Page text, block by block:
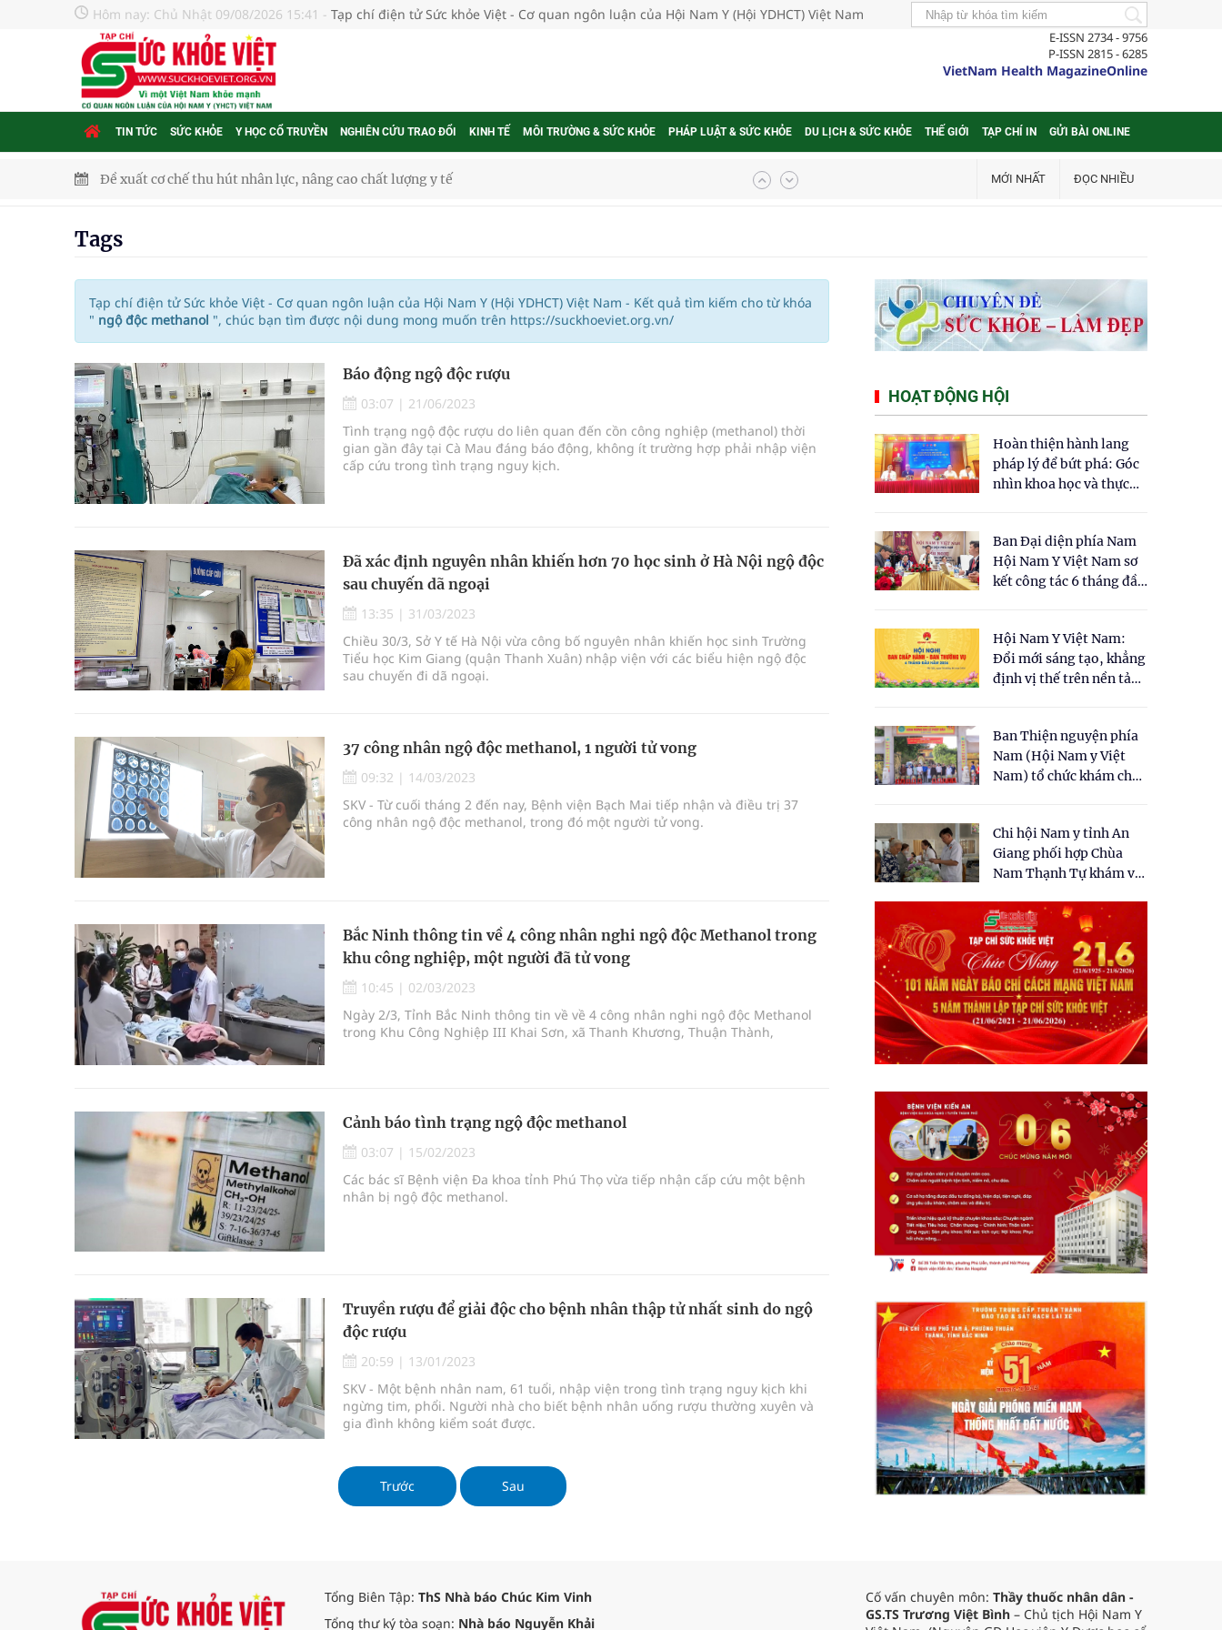
Hôm nay: Chủ Nhật 09/08/2026 15:41 - Tạp chí điện tử Sức khỏe Việt - Cơ quan ngôn luận của Hội Nam Y (Hội YDHCT) Việt Nam
E-ISSN 2734 - 9756
P-ISSN 2815 - 6285
VietNam Health MagazineOnline
TIN TỨC SỨC KHỎE Y HỌC CỔ TRUYỀN NGHIÊN CỨU TRAO ĐỔI KINH TẾ MÔI TRƯỜNG & SỨC KHỎE PHÁP LUẬT & SỨC KHỎE DU LỊCH & SỨC KHỎE THẾ GIỚI TẠP CHÍ IN GỬI BÀI ONLINE
Đề xuất cơ chế thu hút nhân lực, nâng cao chất lượng y tế
TP.HCM: Ra mắt Câu lạc bộ Thầy Thuốc Trẻ phường Phú Thạnh
Tầm soát sớm ung thư vú giúp cứu sống hàng nghìn phụ nữ mỗi năm
Giải pháp nâng cao thị lực thời hiện đại
Triển khai đồng bộ các giải pháp quản lý chất lượng thuốc
Cách âm nhạc trị liệu được “đo ni đóng giày”
Dự báo thời tiết ngày 08/8/2026: Bắc Bộ nắng nóng, nhiệt độ cao nhất 35 độ
MỚI NHẤT ĐỌC NHIỀU
Tags
Tạp chí điện tử Sức khỏe Việt - Cơ quan ngôn luận của Hội Nam Y (Hội YDHCT) Việt Nam - Kết quả tìm kiếm cho từ khóa
" ngộ độc methanol ", chúc bạn tìm được nội dung mong muốn trên https://suckhoeviet.org.vn/
Báo động ngộ độc rượu
03:07 | 21/06/2023
Tình trạng ngộ độc rượu do liên quan đến cồn công nghiệp (methanol) thời
gian gần đây tại Cà Mau đáng báo động, không ít trường hợp phải nhập viện
cấp cứu trong tình trạng nguy kịch.
Đã xác định nguyên nhân khiến hơn 70 học sinh ở Hà Nội ngộ độc
sau chuyến dã ngoại
13:35 | 31/03/2023
Chiều 30/3, Sở Y tế Hà Nội vừa công bố nguyên nhân khiến học sinh Trường
Tiểu học Kim Giang (quận Thanh Xuân) nhập viện với các biểu hiện ngộ độc
sau chuyến đi dã ngoại.
37 công nhân ngộ độc methanol, 1 người tử vong
09:32 | 14/03/2023
SKV - Từ cuối tháng 2 đến nay, Bệnh viện Bạch Mai tiếp nhận và điều trị 37
công nhân ngộ độc methanol, trong đó một người tử vong.
Bắc Ninh thông tin về 4 công nhân nghi ngộ độc Methanol trong
khu công nghiệp, một người đã tử vong
10:45 | 02/03/2023
Ngày 2/3, Tỉnh Bắc Ninh thông tin về về 4 công nhân nghi ngộ độc Methanol
trong Khu Công Nghiệp III Khai Sơn, xã Thanh Khương, Thuận Thành,
Cảnh báo tình trạng ngộ độc methanol
03:07 | 15/02/2023
Các bác sĩ Bệnh viện Đa khoa tỉnh Phú Thọ vừa tiếp nhận cấp cứu một bệnh
nhân bị ngộ độc methanol.
Truyền rượu để giải độc cho bệnh nhân thập tử nhất sinh do ngộ
độc rượu
20:59 | 13/01/2023
SKV - Một bệnh nhân nam, 61 tuổi, nhập viện trong tình trạng nguy kịch khi
ngừng tim, phổi. Người nhà cho biết bệnh nhân uống rượu thường xuyên và
gia đình không kiểm soát được.
Trước Sau
HOẠT ĐỘNG HỘI
Hoàn thiện hành lang
pháp lý để bứt phá: Góc
nhìn khoa học và thực
cho Luật Y dược cổ
truyền Việt Nam"
Ban Đại diện phía Nam
Hội Nam Y Việt Nam sơ
kết công tác 6 tháng đầu
Hội Nam Y Việt Nam:
Đổi mới sáng tạo, khẳng
định vị thế trên nền tảng
Ban Thiện nguyện phía
Nam (Hội Nam y Việt
Nam) tổ chức khám chữa
dân tại xã Tân Tập
Chi hội Nam y tỉnh An
Giang phối hợp Chùa
Nam Thạnh Tự khám và
nhân dân
Tổng Biên Tập: ThS Nhà báo Chúc Kim Vinh
Tổng thư ký tòa soạn: Nhà báo Nguyễn Khải
Cố vấn chuyên môn: Thầy thuốc nhân dân -
GS.TS Trương Việt Bình – Chủ tịch Hội Nam Y